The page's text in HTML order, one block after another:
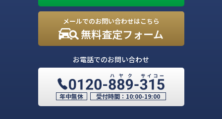
メールでのお問い合わせはこちら
無料査定フォーム
お電話でのお問い合わせ
年中無休 受付時間： 10:00-19:00